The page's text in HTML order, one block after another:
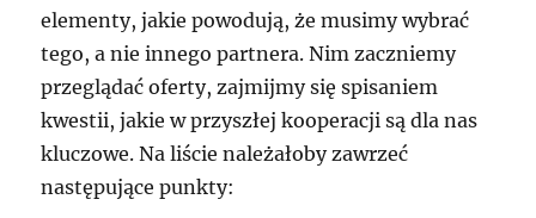
elementy, jakie powodują, że musimy wybrać
tego, a nie innego partnera. Nim zaczniemy
przeglądać oferty, zajmijmy się spisaniem
kwestii, jakie w przyszłej kooperacji są dla nas
kluczowe. Na liście należałoby zawrzeć
następujące punkty: